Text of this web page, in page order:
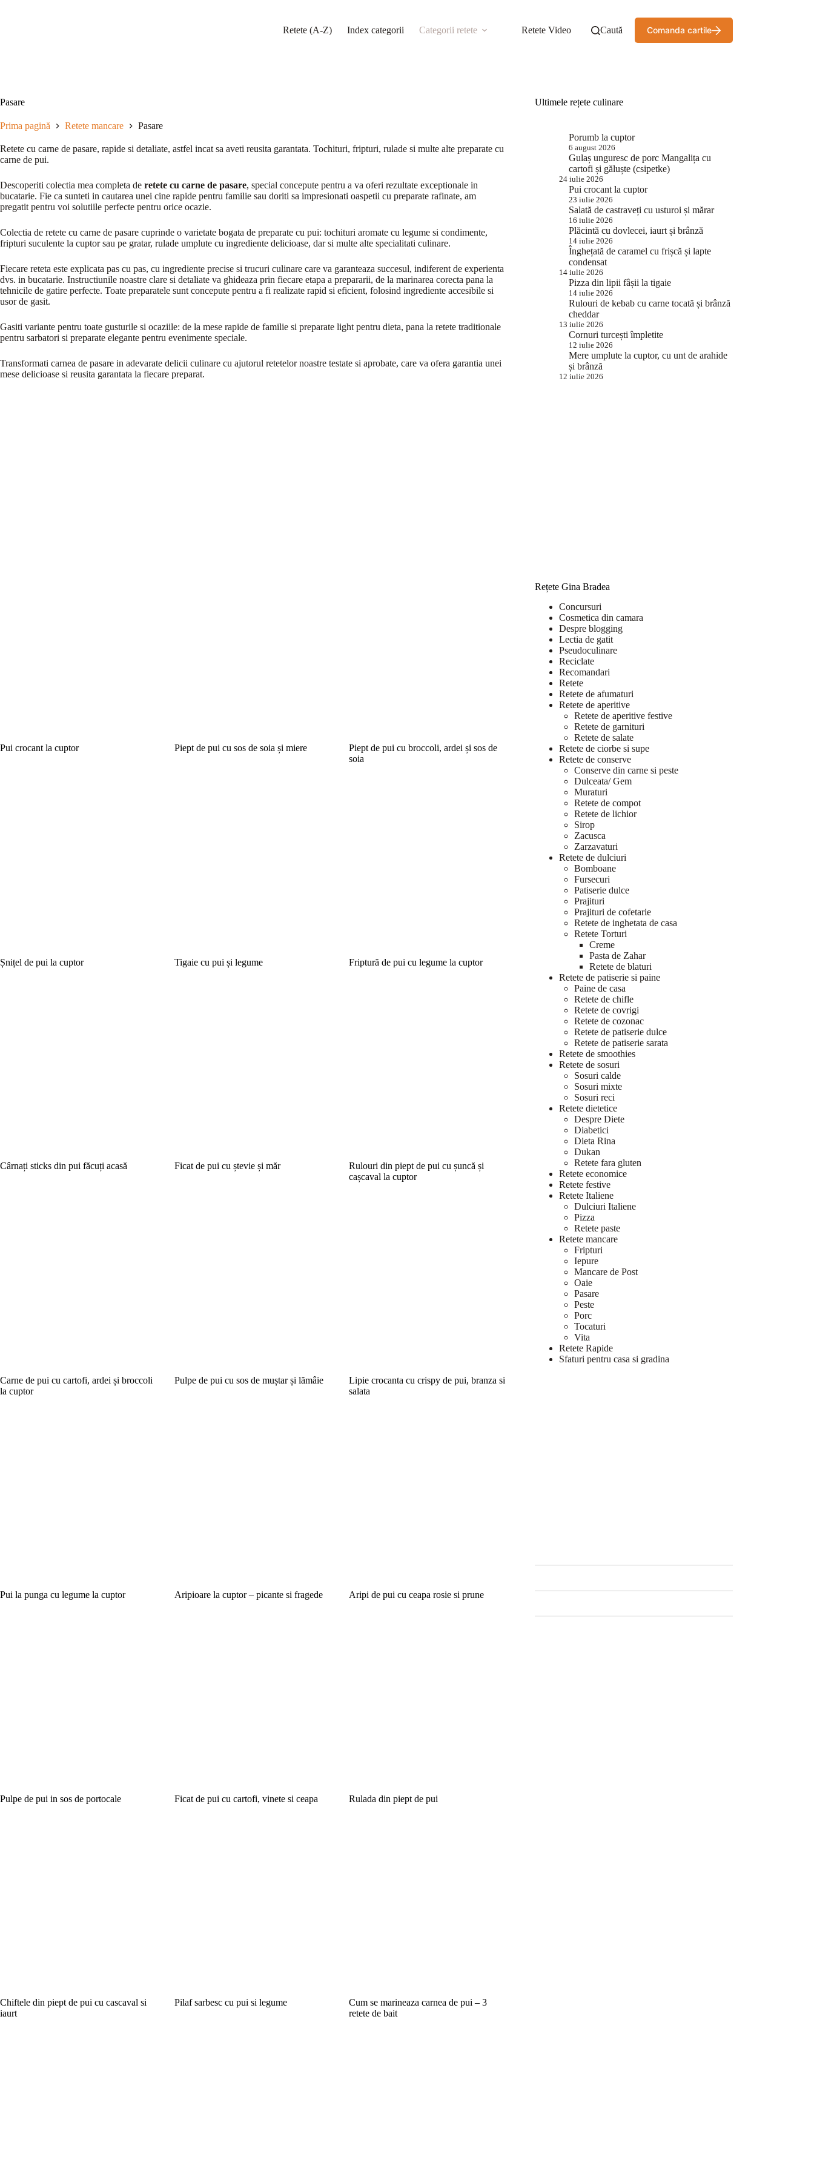
Retete (A-Z) Index categorii Categorii retete Retete Video Caută Comanda cartile
Pasare
Prima pagină Retete mancare Pasare
Retete cu carne de pasare, rapide si detaliate, astfel incat sa aveti reusita garantata. Tochituri, fripturi, rulade si multe alte preparate cu
carne de pui.
Descoperiti colectia mea completa de retete cu carne de pasare, special concepute pentru a va oferi rezultate exceptionale in
bucatarie. Fie ca sunteti in cautarea unei cine rapide pentru familie sau doriti sa impresionati oaspetii cu preparate rafinate, am
pregatit pentru voi solutiile perfecte pentru orice ocazie.
Colectia de retete cu carne de pasare cuprinde o varietate bogata de preparate cu pui: tochituri aromate cu legume si condimente,
fripturi suculente la cuptor sau pe gratar, rulade umplute cu ingrediente delicioase, dar si multe alte specialitati culinare.
Fiecare reteta este explicata pas cu pas, cu ingrediente precise si trucuri culinare care va garanteaza succesul, indiferent de experienta
dvs. in bucatarie. Instructiunile noastre clare si detaliate va ghideaza prin fiecare etapa a prepararii, de la marinarea corecta pana la
tehnicile de gatire perfecte. Toate preparatele sunt concepute pentru a fi realizate rapid si eficient, folosind ingrediente accesibile si
usor de gasit.
Gasiti variante pentru toate gusturile si ocaziile: de la mese rapide de familie si preparate light pentru dieta, pana la retete traditionale
pentru sarbatori si preparate elegante pentru evenimente speciale.
Transformati carnea de pasare in adevarate delicii culinare cu ajutorul retetelor noastre testate si aprobate, care va ofera garantia unei
mese delicioase si reusita garantata la fiecare preparat.
Pui crocant la cuptor Piept de pui cu sos de soia și miere
Piept de pui cu broccoli, ardei și sos de
soia
Șnițel de pui la cuptor Tigaie cu pui și legume Friptură de pui cu legume la cuptor
Cârnați sticks din pui făcuți acasă Ficat de pui cu ștevie și măr
Rulouri din piept de pui cu șuncă și
cașcaval la cuptor
Carne de pui cu cartofi, ardei și broccoli
la cuptor
Pulpe de pui cu sos de muștar și lămâie
Lipie crocanta cu crispy de pui, branza si
salata
Pui la punga cu legume la cuptor Aripioare la cuptor – picante si fragede Aripi de pui cu ceapa rosie si prune
Pulpe de pui in sos de portocale Ficat de pui cu cartofi, vinete si ceapa Rulada din piept de pui
Chiftele din piept de pui cu cascaval si
iaurt
Pilaf sarbesc cu pui si legume
Cum se marineaza carnea de pui – 3
retete de bait
Ultimele rețete culinare
Porumb la cuptor
6 august 2026
Gulaș unguresc de porc Mangalița cu
cartofi și găluște (csipetke)
24 iulie 2026
Pui crocant la cuptor
23 iulie 2026
Salată de castraveți cu usturoi și mărar
16 iulie 2026
Plăcintă cu dovlecei, iaurt și brânză
14 iulie 2026
Înghețată de caramel cu frișcă și lapte
condensat
14 iulie 2026
Pizza din lipii fâșii la tigaie
14 iulie 2026
Rulouri de kebab cu carne tocată și brânză
cheddar
13 iulie 2026
Cornuri turcești împletite
12 iulie 2026
Mere umplute la cuptor, cu unt de arahide
și brânză
12 iulie 2026
Rețete Gina Bradea
Concursuri
Cosmetica din camara
Despre blogging
Lectia de gatit
Pseudoculinare
Reciclate
Recomandari
Retete
Retete de afumaturi
Retete de aperitive
Retete de aperitive festive
Retete de garnituri
Retete de salate
Retete de ciorbe si supe
Retete de conserve
Conserve din carne si peste
Dulceata/ Gem
Muraturi
Retete de compot
Retete de lichior
Sirop
Zacusca
Zarzavaturi
Retete de dulciuri
Bomboane
Fursecuri
Patiserie dulce
Prajituri
Prajituri de cofetarie
Retete de inghetata de casa
Retete Torturi
Creme
Pasta de Zahar
Retete de blaturi
Retete de patiserie si paine
Paine de casa
Retete de chifle
Retete de covrigi
Retete de cozonac
Retete de patiserie dulce
Retete de patiserie sarata
Retete de smoothies
Retete de sosuri
Sosuri calde
Sosuri mixte
Sosuri reci
Retete dietetice
Despre Diete
Diabetici
Dieta Rina
Dukan
Retete fara gluten
Retete economice
Retete festive
Retete Italiene
Dulciuri Italiene
Pizza
Retete paste
Retete mancare
Fripturi
Iepure
Mancare de Post
Oaie
Pasare
Peste
Porc
Tocaturi
Vita
Retete Rapide
Sfaturi pentru casa si gradina